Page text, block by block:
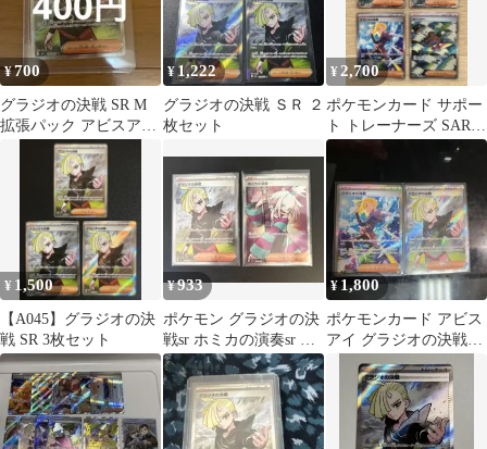
¥700
グラジオの決戦 SR M
拡張パック アビスアイ
キラ 109/081
¥1,222
グラジオの決戦 ＳＲ ２
枚セット
¥ 2,700
ポケモンカード サポー
ト トレーナーズ SAR
SR
¥ 1,500
【A045】グラジオの決
戦 SR 3枚セット
¥933
ポケモン グラジオの決
戦sr ホミカの演奏sr ア
ビスアイ ニンジャスピ
ナー
¥ 1,800
ポケモンカード アビス
アイ グラジオの決戦
SAR SR